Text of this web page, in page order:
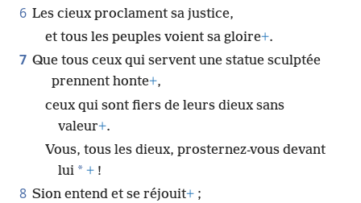
6 Les cieux proclament sa justice,
et tous les peuples voient sa gloire+.
7 Que tous ceux qui servent une statue sculptée
prennent honte+,
ceux qui sont fiers de leurs dieux sans
valeur+.
Vous, tous les dieux, prosternez-vous devant
lui * + !
8 Sion entend et se réjouit+ ;